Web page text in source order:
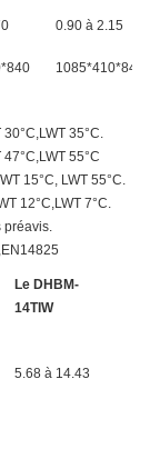
0.90 à 2.15
1085*410*840
35°C.
55°C
15°C, LWT 55°C.
12°C,LWT 7°C.
Le DHBM-
14TIW
5.68 à 14.43